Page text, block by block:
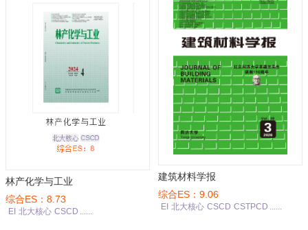
林产化学与工业
综合ES：8.73
EI 北大核心 CSCD
建筑材料学报
综合ES：9.06
EI 北大核心 CSCD CSTPCD